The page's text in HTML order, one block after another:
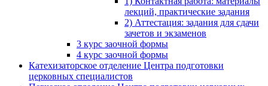
лекций, практические задания
2) Аттестация: задания для сдачи
зачетов и экзаменов
3 курс заочной формы
4 курс заочной формы
Катехизаторское отделение Центра подготовки
церковных специалистов